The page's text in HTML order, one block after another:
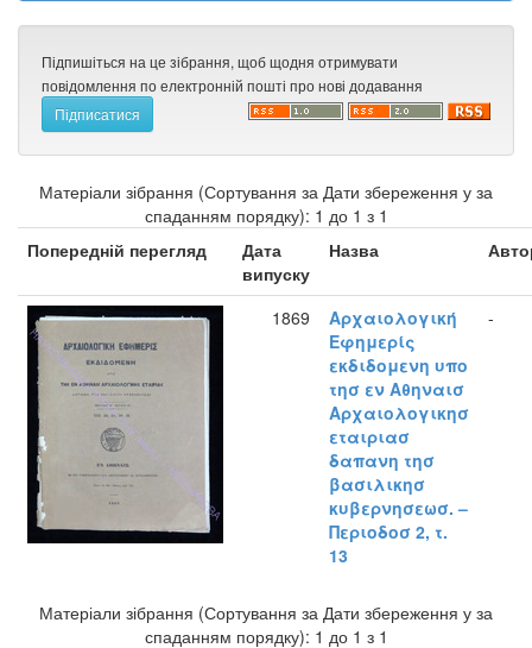
Підпишіться на це зібрання, щоб щодня отримувати
повідомлення по електронній пошті про нові додавання
Матеріали зібрання (Сортування за Дати збереження у за
спаданням порядку): 1 до 1 з 1
Попередній перегляд
Дата
випуску
Назва
1869
Αρχαιολογική
Εφημερίς
εκδιδομενη υπο
τησ εν Αθηναισ
Αρχαιολογικησ
εταιριασ
δαπανη τησ
βασιλικησ
κυβερνησεωσ. –
Περιοδοσ 2, τ.
13
-
Матеріали зібрання (Сортування за Дати збереження у за
спаданням порядку): 1 до 1 з 1